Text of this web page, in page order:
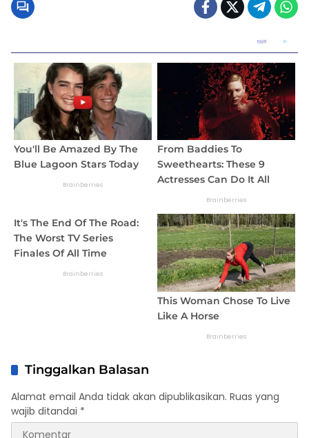
Tinggalkan Balasan
Alamat email Anda tidak akan dipublikasikan. Ruas yang
wajib ditandai *